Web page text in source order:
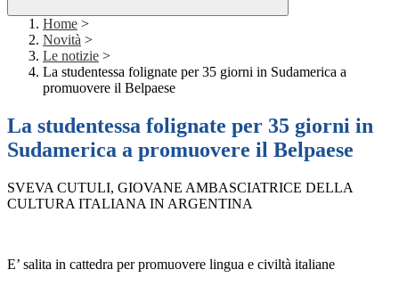
Home >
Novità >
Le notizie >
La studentessa folignate per 35 giorni in Sudamerica a
promuovere il Belpaese
La studentessa folignate per 35 giorni in
Sudamerica a promuovere il Belpaese
SVEVA CUTULI, GIOVANE AMBASCIATRICE DELLA
CULTURA ITALIANA IN ARGENTINA
E’ salita in cattedra per promuovere lingua e civiltà italiane